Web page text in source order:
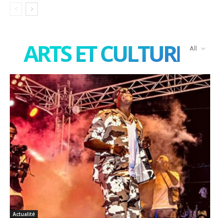
ARTS ET CULTURES
All
Actualité